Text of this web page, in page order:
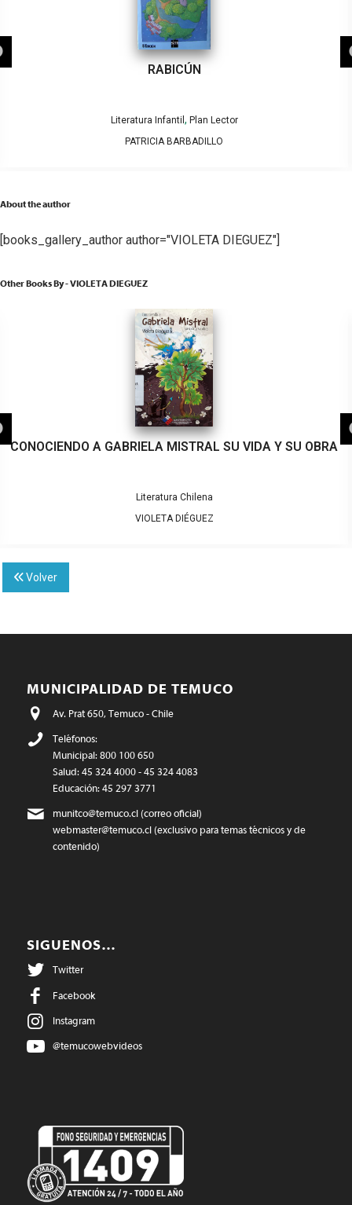
RABICÚN
Literatura Infantil , Plan Lector
PATRICIA BARBADILLO
About the author
[books_gallery_author author="VIOLETA DIEGUEZ"]
Other Books By - VIOLETA DIEGUEZ
CONOCIENDO A GABRIELA MISTRAL SU VIDA Y SU OBRA
Literatura Chilena
VIOLETA DIÉGUEZ
Volver
MUNICIPALIDAD DE TEMUCO
Av. Prat 650, Temuco - Chile
Teléfonos:
Municipal: 800 100 650
Salud: 45 324 4000 - 45 324 4083
Educación: 45 297 3771
munitco@temuco.cl(correo oficial)
webmaster@temuco.cl(exclusivo para temas técnicos y de
contenido)
SIGUENOS…
Twitter
Facebook
Instagram
@temucowebvideos